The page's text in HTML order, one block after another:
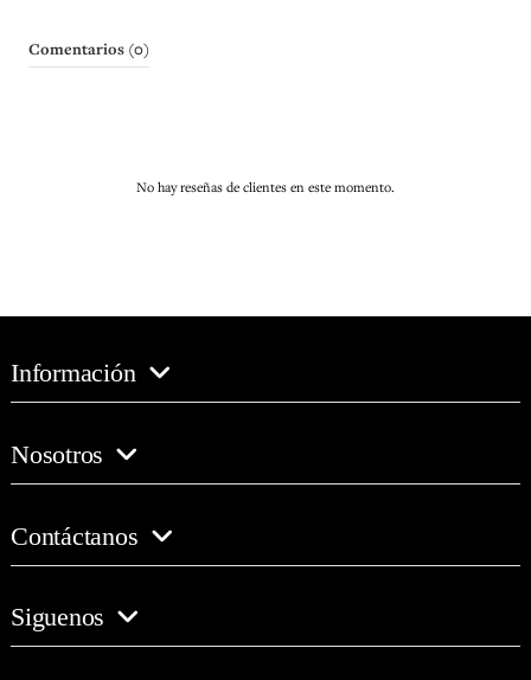
Comentarios (0)
No hay reseñas de clientes en este momento.
Información
Nosotros
Contáctanos
Siguenos